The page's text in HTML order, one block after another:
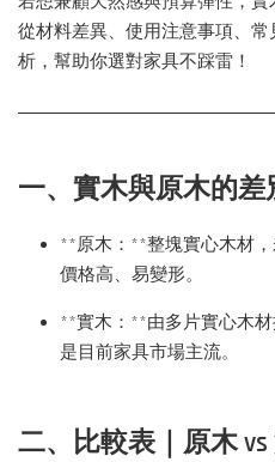
從材料差異、使用注意事項、
析，幫助你選對家具不踩雷！
一、實木與原木的差
**原木：**整塊實心木材
價格高、易變形。
**實木：**由多片實心木
是目前家具市場主流。
二、比較表｜原木